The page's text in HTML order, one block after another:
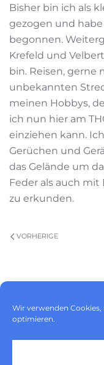
Wir verwenden Cookies,
optimieren.
Bisher bin ich als
gezogen und
begonnen.
Krefeld und
bin. Reisen, gerne
unbekannten
meinen Hobbys,
ich nun hier am
einziehen kann.
Gerüchen und
das Gelände um
Feder als auch
zu erkunden.
VORHERIGE
Cookie-Richtlinie